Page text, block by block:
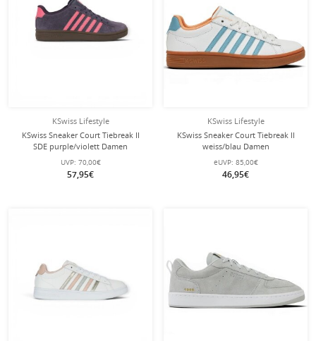
KSwiss Lifestyle
KSwiss Sneaker Court Tiebreak II
SDE purple/violett Damen
UVP: 70,00€
57,95€
KSwiss Lifestyle
KSwiss Sneaker Court Tiebreak II
weiss/blau Damen
eUVP: 85,00€
46,95€